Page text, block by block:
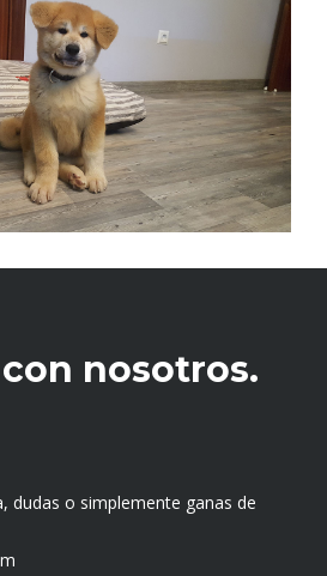
nosotros.
dudas o simplemente ganas de